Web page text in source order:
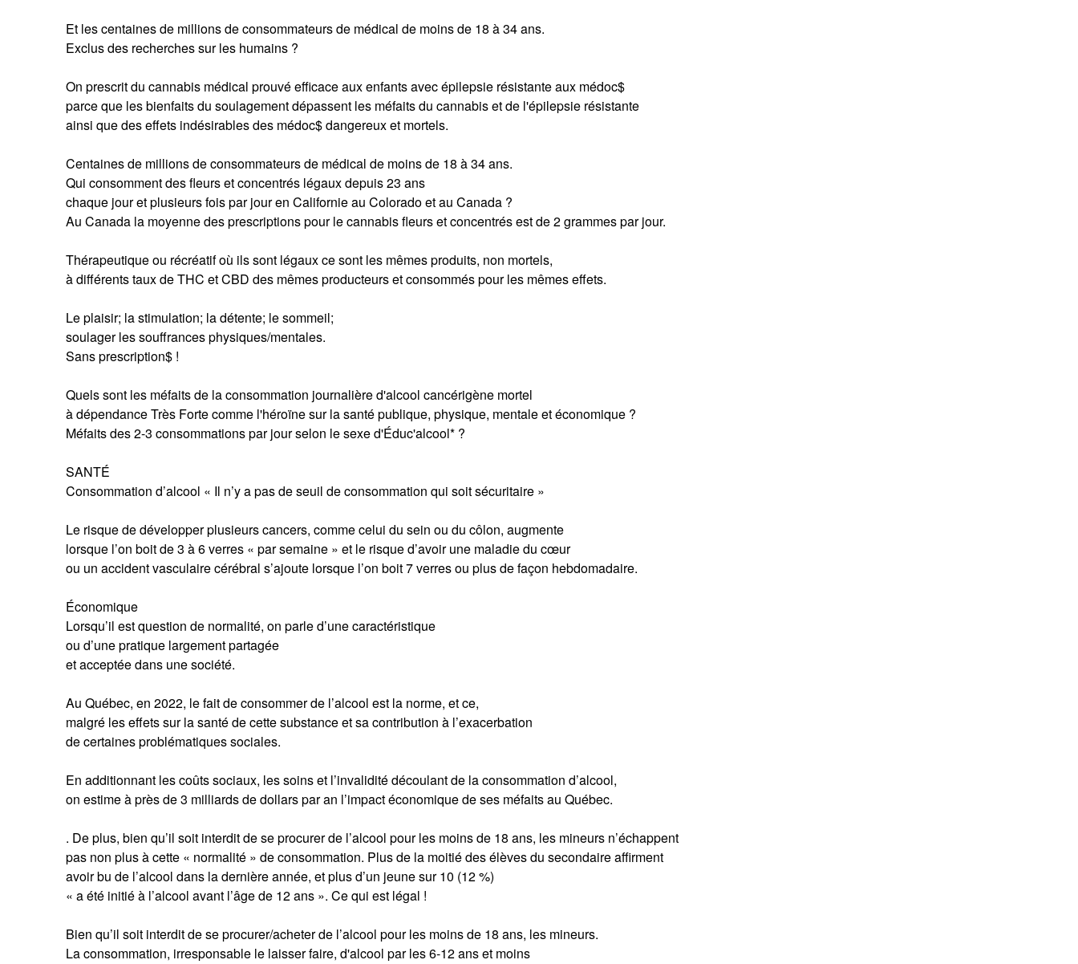
Et les centaines de millions de consommateurs de médical de moins de 18 à 34 ans.
Exclus des recherches sur les humains ?
On prescrit du cannabis médical prouvé efficace aux enfants avec épilepsie résistante aux médoc$
parce que les bienfaits du soulagement dépassent les méfaits du cannabis et de l'épilepsie résistante
ainsi que des effets indésirables des médoc$ dangereux et mortels.
Centaines de millions de consommateurs de médical de moins de 18 à 34 ans.
Qui consomment des fleurs et concentrés légaux depuis 23 ans
chaque jour et plusieurs fois par jour en Californie au Colorado et au Canada ?
Au Canada la moyenne des prescriptions pour le cannabis fleurs et concentrés est de 2 grammes par jour.
Thérapeutique ou récréatif où ils sont légaux ce sont les mêmes produits, non mortels,
à différents taux de THC et CBD des mêmes producteurs et consommés pour les mêmes effets.
Le plaisir; la stimulation; la détente; le sommeil;
soulager les souffrances physiques/mentales.
Sans prescription$ !
Quels sont les méfaits de la consommation journalière d'alcool cancérigène mortel
à dépendance Très Forte comme l'héroïne sur la santé publique, physique, mentale et économique ?
Méfaits des 2-3 consommations par jour selon le sexe d'Éduc'alcool* ?
SANTÉ
Consommation d’alcool « Il n’y a pas de seuil de consommation qui soit sécuritaire »
Le risque de développer plusieurs cancers, comme celui du sein ou du côlon, augmente
lorsque l’on boit de 3 à 6 verres « par semaine » et le risque d’avoir une maladie du cœur
ou un accident vasculaire cérébral s’ajoute lorsque l’on boit 7 verres ou plus de façon hebdomadaire.
Économique
Lorsqu’il est question de normalité, on parle d’une caractéristique
ou d’une pratique largement partagée
et acceptée dans une société.
Au Québec, en 2022, le fait de consommer de l’alcool est la norme, et ce,
malgré les effets sur la santé de cette substance et sa contribution à l’exacerbation
de certaines problématiques sociales.
En additionnant les coûts sociaux, les soins et l’invalidité découlant de la consommation d’alcool,
on estime à près de 3 milliards de dollars par an l’impact économique de ses méfaits au Québec.
. De plus, bien qu’il soit interdit de se procurer de l’alcool pour les moins de 18 ans, les mineurs n’échappent
pas non plus à cette « normalité » de consommation. Plus de la moitié des élèves du secondaire affirment
avoir bu de l’alcool dans la dernière année, et plus d’un jeune sur 10 (12 %)
« a été initié à l’alcool avant l’âge de 12 ans ». Ce qui est légal !
Bien qu’il soit interdit de se procurer/acheter de l’alcool pour les moins de 18 ans, les mineurs.
La consommation, irresponsable le laisser faire, d'alcool par les 6-12 ans et moins